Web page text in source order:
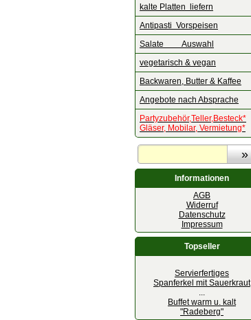
kalte Platten liefern
Antipasti Vorspeisen
Salate Auswahl
vegetarisch & vegan
Backwaren, Butter & Kaffee
Angebote nach Absprache
Partyzubehör,Teller,Besteck*
Gläser, Mobilar, Vermietung*
Informationen
AGB
Widerruf
Datenschutz
Impressum
Topseller
Servierfertiges
Spanferkel mit Sauerkraut
...
Buffet warm u. kalt
"Radeberg"